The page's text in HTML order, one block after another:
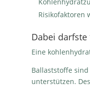
Risikofaktoren
Dabei
Eine
Ballaststoffe
unterstützen.